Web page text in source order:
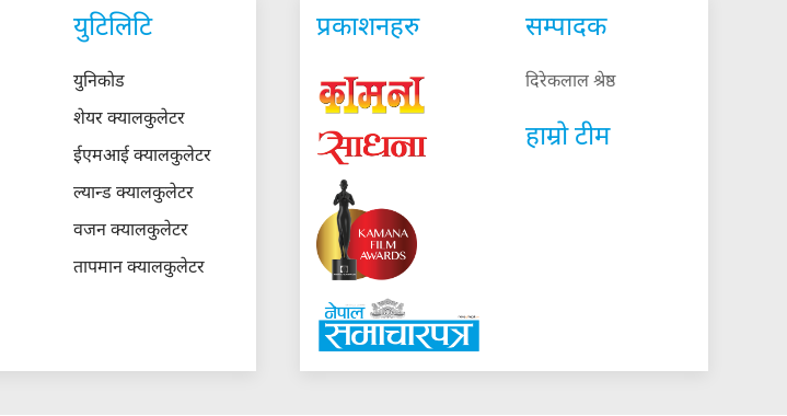
युटिलिटि
युनिकोड
शेयर क्यालकुलेटर
ईएमआई क्यालकुलेटर
ल्यान्ड क्यालकुलेटर
वजन क्यालकुलेटर
तापमान क्यालकुलेटर
प्रकाशनहरु सम्पादक
दिरेकलाल श्रेष्ठ
हाम्रो टीम